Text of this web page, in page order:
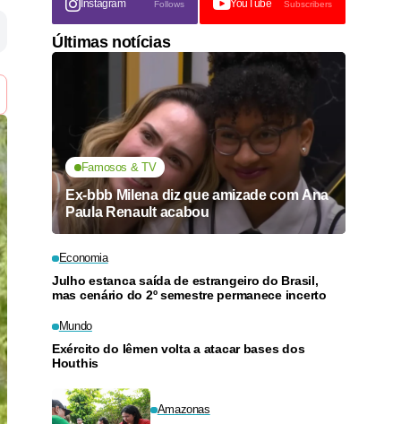
Instagram Follows YouTube Subscribers
Últimas notícias
Famosos & TV
Ex-bbb Milena diz que amizade com Ana
Paula Renault acabou
Economia
Julho estanca saída de estrangeiro do Brasil,
mas cenário do 2º semestre permanece incerto
Mundo
Exército do Iêmen volta a atacar bases dos
Houthis
Amazonas